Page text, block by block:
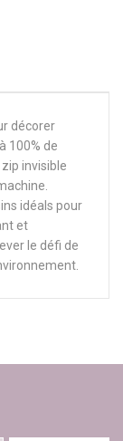
décorer
100% de
invisible
idéals pour
et
le défi de